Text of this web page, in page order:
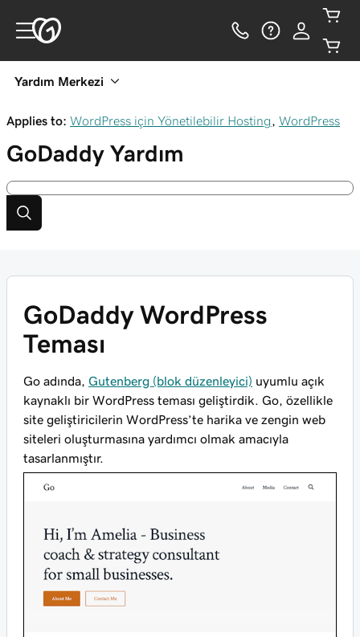
Yardım Merkezi
Applies to: WordPress için Yönetilebilir Hosting WordPress
GoDaddy Yardım
GoDaddy WordPress
Teması
Go adında, Gutenberg (blok düzenleyici) uyumlu açık
kaynaklı bir WordPress teması geliştirdik. Go, özellikle
site geliştiricilerin WordPress’te harika ve zengin web
siteleri oluşturmasına yardımcı olmak amacıyla
tasarlanmıştır.